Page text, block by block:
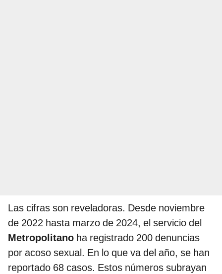
Las cifras son reveladoras. Desde noviembre
de 2022 hasta marzo de 2024, el servicio del
Metropolitano ha registrado 200 denuncias
por acoso sexual. En lo que va del año, se han
reportado 68 casos. Estos números subrayan